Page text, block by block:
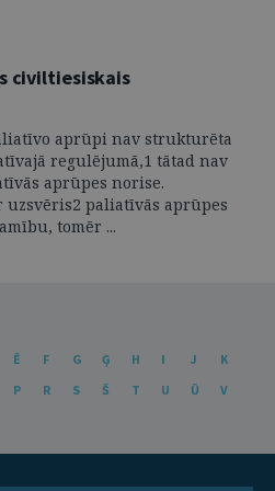
civiltiesiskais
aprūpi nav strukturēta
regulējumā,1 tātad nav
aprūpes norise.
paliatīvās aprūpes
tomēr ...
Ē F G Ģ H I J
K
P R S Š T U Ū
V